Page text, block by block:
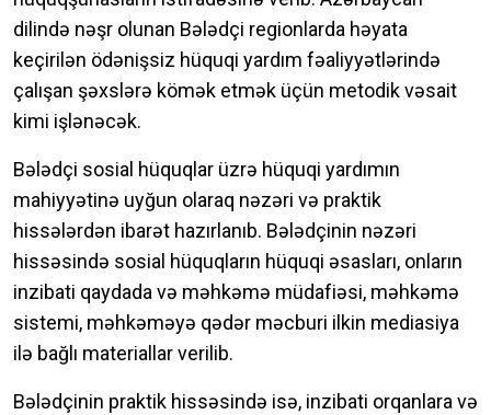
dilində nəşr olunan Bələdçi regionlarda həyata
keçirilən ödənişsiz hüquqi yardım fəaliyyətlərində
çalışan şəxslərə kömək etmək üçün metodik vəsait
kimi işlənəcək.
Bələdçi sosial hüquqlar üzrə hüquqi yardımın
mahiyyətinə uyğun olaraq nəzəri və praktik
hissələrdən ibarət hazırlanıb. Bələdçinin nəzəri
hissəsində sosial hüquqların hüquqi əsasları, onların
inzibati qaydada və məhkəmə müdafiəsi, məhkəmə
sistemi, məhkəməyə qədər məcburi ilkin mediasiya
ilə bağlı materiallar verilib.
Bələdçinin praktik hissəsində isə, inzibati orqanlara və